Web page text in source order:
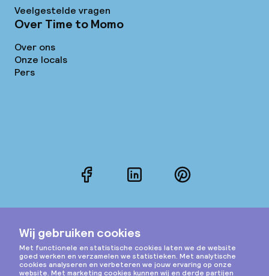
Veelgestelde vragen
Over Time to Momo
Over ons
Onze locals
Pers
FacebookLinkedInPinterest
Instagram